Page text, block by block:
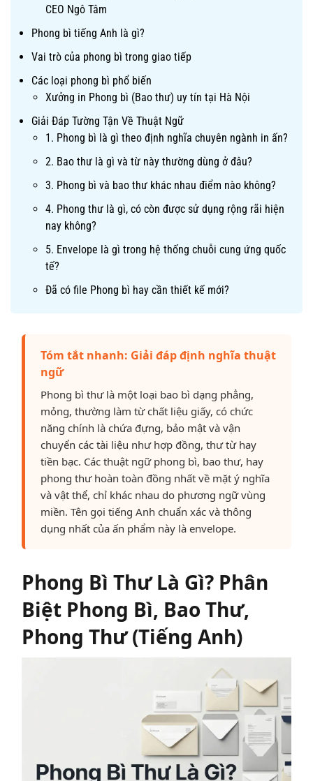
CEO Ngô Tâm
Phong bì tiếng Anh là gì?
Vai trò của phong bì trong giao tiếp
Các loại phong bì phổ biến
Xưởng in Phong bì (Bao thư) uy tín tại Hà Nội
Giải Đáp Tường Tận Về Thuật Ngữ
1. Phong bì là gì theo định nghĩa chuyên ngành in ấn?
2. Bao thư là gì và từ này thường dùng ở đâu?
3. Phong bì và bao thư khác nhau điểm nào không?
4. Phong thư là gì, có còn được sử dụng rộng rãi hiện
nay không?
5. Envelope là gì trong hệ thống chuỗi cung ứng quốc
tế?
Đã có file Phong bì hay cần thiết kế mới?
Tóm tắt nhanh: Giải đáp định nghĩa thuật
ngữ
Phong bì thư là một loại bao bì dạng phẳng,
mỏng, thường làm từ chất liệu giấy, có chức
năng chính là chứa đựng, bảo mật và vận
chuyển các tài liệu như hợp đồng, thư từ hay
tiền bạc. Các thuật ngữ phong bì, bao thư, hay
phong thư hoàn toàn đồng nhất về mặt ý nghĩa
và vật thể, chỉ khác nhau do phương ngữ vùng
miền. Tên gọi tiếng Anh chuẩn xác và thông
dụng nhất của ấn phẩm này là envelope.
Phong Bì Thư Là Gì? Phân
Biệt Phong Bì, Bao Thư,
Phong Thư (Tiếng Anh)